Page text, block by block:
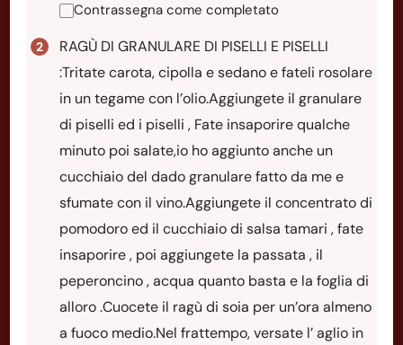
Contrassegna come completato
RAGÙ DI GRANULARE DI PISELLI E PISELLI
:Tritate carota, cipolla e sedano e fateli rosolare
in un tegame con l’olio.Aggiungete il granulare
di piselli ed i piselli , Fate insaporire qualche
minuto poi salate,io ho aggiunto anche un
cucchiaio del dado granulare fatto da me e
sfumate con il vino.Aggiungete il concentrato di
pomodoro ed il cucchiaio di salsa tamari , fate
insaporire , poi aggiungete la passata , il
peperoncino , acqua quanto basta e la foglia di
alloro .Cuocete il ragù di soia per un’ora almeno
a fuoco medio.Nel frattempo, versate l’ aglio in